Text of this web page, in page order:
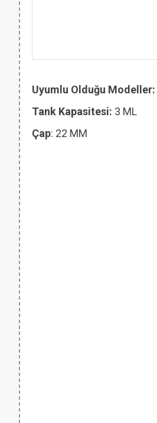
Uyumlu Olduğu Modeller:
Tank Kapasitesi: 3 ML
Çap: 22 MM